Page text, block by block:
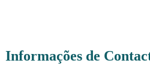
Informações de